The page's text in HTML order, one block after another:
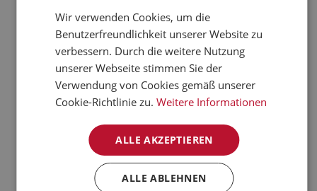
verarbeiten kann.
Jetzt mehr erfahren
Aktuelle News: FRENCH
DANISH
POLISH
Wir verwenden Cookies, um die
Benutzerfreundlichkeit unserer Website zu
verbessern. Durch die weitere Nutzung
unserer Webseite stimmen Sie der
Verwendung von Cookies gemäß unserer
Cookie-Richtlinie zu. Weitere Informationen
ALLE AKZEPTIEREN
ALLE ABLEHNEN